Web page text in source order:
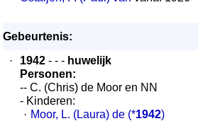
Gebeurtenis:
·
1942 - - - huwelijk
Personen:
-- C. (Chris) de Moor en NN
- Kinderen:
· Moor, L. (Laura) de (*1942)